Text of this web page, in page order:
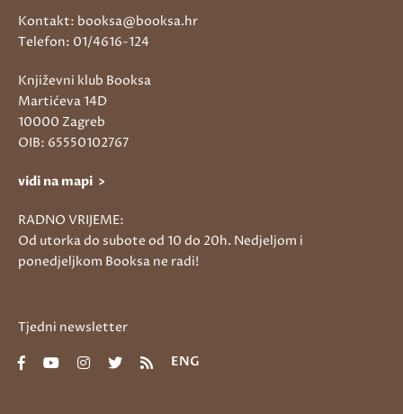
Kontakt: booksa@booksa.hr
Telefon: 01/4616-124
Književni klub Booksa
Martićeva 14D
10000 Zagreb
OIB: 65550102767
vidi na mapi >
RADNO VRIJEME:
Od utorka do subote od 10 do 20h. Nedjeljom i
ponedjeljkom Booksa ne radi!
Tjedni newsletter
ENG